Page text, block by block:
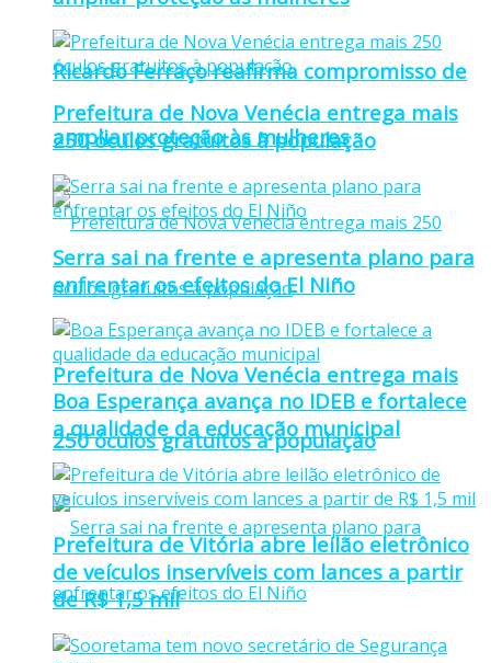
Ricardo Ferraço reafirma compromisso de
ampliar proteção às mulheres
Prefeitura de Nova Venécia entrega mais
250 óculos gratuitos à população
Prefeitura de Nova Venécia entrega mais
250 óculos gratuitos à população
Serra sai na frente e apresenta plano para
enfrentar os efeitos do El Niño
Boa Esperança avança no IDEB e fortalece
a qualidade da educação municipal
Prefeitura de Vitória abre leilão eletrônico
de veículos inservíveis com lances a partir
de R$ 1,5 mil